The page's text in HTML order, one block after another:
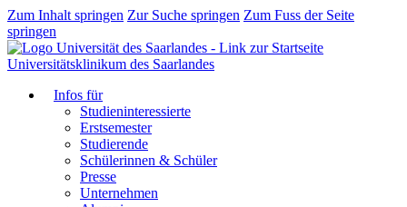
Zum Inhalt springen Zur Suche springen Zum Fuss der Seite
springen
Universitätsklinikum des Saarlandes
Infos für
Studieninteressierte
Erstsemester
Studierende
Schülerinnen & Schüler
Presse
Unternehmen